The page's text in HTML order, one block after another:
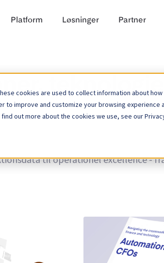
cookies are used to collect information about
to improve and customize your browsing experience
out more about the cookies we use, see our
Platform Løsninger Partner
og trends samt nyheder om
til operationel excellence -